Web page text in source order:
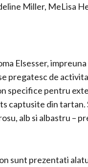
Miller, MeLisa
Elsesser,
pregatesc de
specifice pentru
captusite din tartan.
alb si albastru –
sunt prezentati